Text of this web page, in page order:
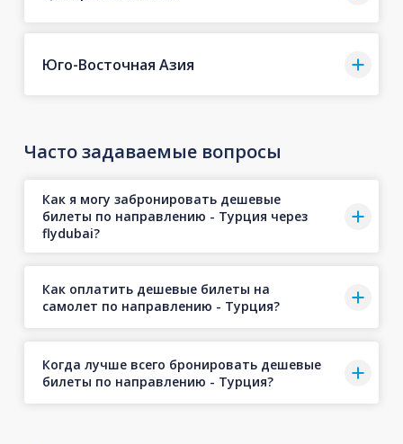
Юго-Восточная Азия
Часто задаваемые вопросы
Как я могу забронировать дешевые
билеты по направлению - Турция через
flydubai?
Как оплатить дешевые билеты на
самолет по направлению - Турция?
Когда лучше всего бронировать дешевые
билеты по направлению - Турция?